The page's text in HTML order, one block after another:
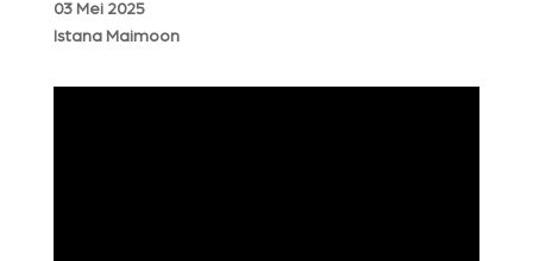
03 Mei 2025
Istana Maimoon